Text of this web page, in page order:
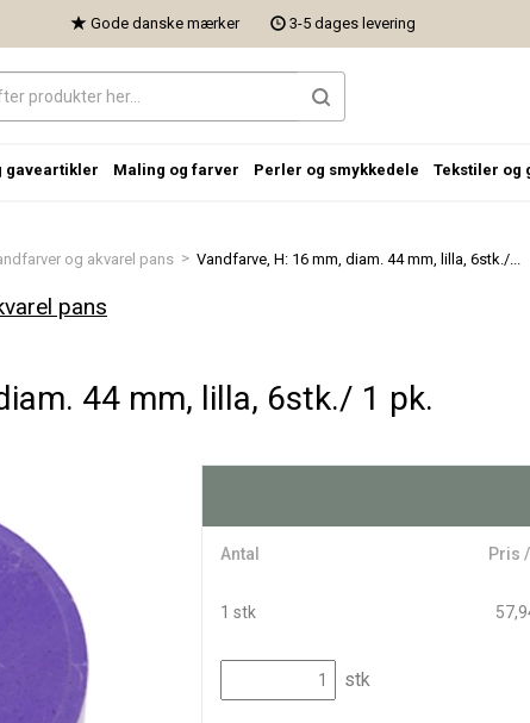
og akvarel pans > Vandfarve, H: 16 mm, diam. 44 mm, lilla, 6stk./...
pans
44 mm, lilla, 6stk./ 1 pk.
Antal Pris
1 stk
stk
Gode danske mærker 3-5 dages levering
gaveartikler Maling og farver Perler og smykkedele Tekstiler og